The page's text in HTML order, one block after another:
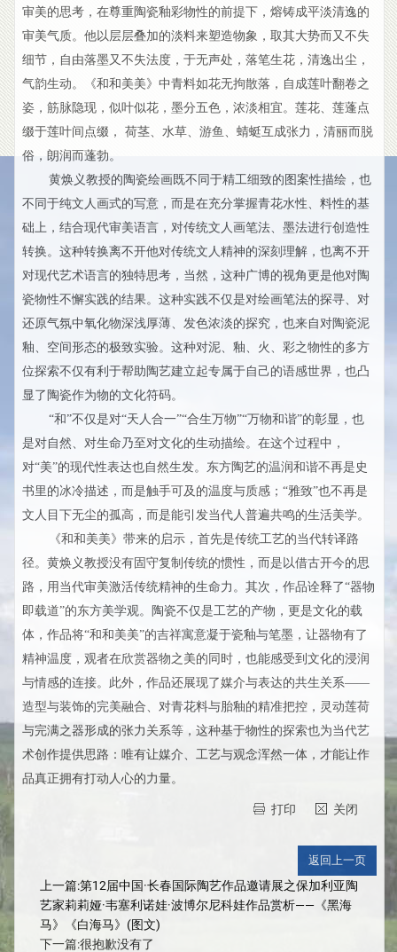
审美的思考，在尊重陶瓷釉彩物性的前提下，熔铸成平淡清逸的
审美气质。他以层层叠加的淡料来塑造物象，取其大势而又不失
细节，自由落墨又不失法度，于无声处，落笔生花，清逸出尘，
气韵生动。《和和美美》中青料如花无拘散落，自成莲叶翻卷之
姿，筋脉隐现，似叶似花，墨分五色，浓淡相宜。莲花、莲蓬点
缀于莲叶间点缀， 荷茎、水草、游鱼、蜻蜓互成张力，清丽而脱
俗，朗润而蓬勃。
黄焕义教授的陶瓷绘画既不同于精工细致的图案性描绘，也
不同于纯文人画式的写意，而是在充分掌握青花水性、料性的基
础上，结合现代审美语言，对传统文人画笔法、墨法进行创造性
转换。这种转换离不开他对传统文人精神的深刻理解，也离不开
对现代艺术语言的独特思考，当然，这种广博的视角更是他对陶
瓷物性不懈实践的结果。这种实践不仅是对绘画笔法的探寻、对
还原气氛中氧化物深浅厚薄、发色浓淡的探究，也来自对陶瓷泥
釉、空间形态的极致实验。这种对泥、釉、火、彩之物性的多方
位探索不仅有利于帮助陶艺建立起专属于自己的语感世界，也凸
显了陶瓷作为物的文化符码。
“和”不仅是对“天人合一”“合生万物”“万物和谐”的彰显，也
是对自然、对生命乃至对文化的生动描绘。在这个过程中，
对“美”的现代性表达也自然生发。东方陶艺的温润和谐不再是史
书里的冰冷描述，而是触手可及的温度与质感；“雅致”也不再是
文人目下无尘的孤高，而是能引发当代人普遍共鸣的生活美学。
《和和美美》带来的启示，首先是传统工艺的当代转译路
径。黄焕义教授没有固守复制传统的惯性，而是以借古开今的思
路，用当代审美激活传统精神的生命力。其次，作品诠释了“器物
即载道”的东方美学观。陶瓷不仅是工艺的产物，更是文化的载
体，作品将“和和美美”的吉祥寓意凝于瓷釉与笔墨，让器物有了
精神温度，观者在欣赏器物之美的同时，也能感受到文化的浸润
与情感的连接。此外，作品还展现了媒介与表达的共生关系——
造型与装饰的完美融合、对青花料与胎釉的精准把控，灵动莲荷
与完满之器形成的张力关系等，这种基于物性的探索也为当代艺
术创作提供思路：唯有让媒介、工艺与观念浑然一体，才能让作
品真正拥有打动人心的力量。
打印 关闭
上一篇:第12届中国·长春国际陶艺作品邀请展之保加利亚陶
艺家莉莉娅·韦塞利诺娃·波博尔尼科娃作品赏析——《黑海
马》《白海马》(图文)
下一篇:很抱歉没有了